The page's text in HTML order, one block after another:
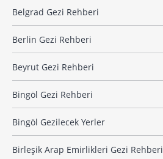
Belgrad Gezi Rehberi
Berlin Gezi Rehberi
Beyrut Gezi Rehberi
Bingöl Gezi Rehberi
Bingöl Gezilecek Yerler
Birleşik Arap Emirlikleri Gezi Rehberi